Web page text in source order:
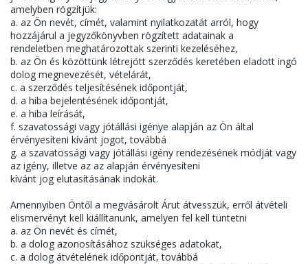
amelyben rögzítjük:
a. az Ön nevét, címét, valamint nyilatkozatát arról, hogy
hozzájárul a jegyzőkönyvben rögzített adatainak a
rendeletben meghatározottak szerinti kezeléséhez,
b. az Ön és közöttünk létrejött szerződés keretében eladott ingó
dolog megnevezését, vételárát,
c. a szerződés teljesítésének időpontját,
d. a hiba bejelentésének időpontját,
e. a hiba leírását,
f. szavatossági vagy jótállási igénye alapján az Ön által
érvényesíteni kívánt jogot, továbbá
g. a szavatossági vagy jótállási igény rendezésének módját vagy
az igény, illetve az az alapján érvényesíteni
kívánt jog elutasításának indokát.
Amennyiben Öntől a megvásárolt Árut átvesszük, erről átvételi
elismervényt kell kiállítanunk, amelyen fel kell tüntetni
a. az Ön nevét és címét,
b. a dolog azonosításához szükséges adatokat,
c. a dolog átvételének időpontját, továbbá